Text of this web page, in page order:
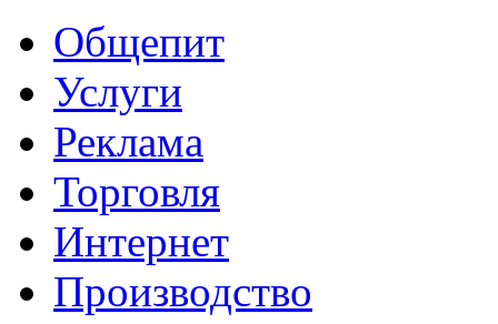
Общепит
Услуги
Реклама
Торговля
Интернет
Производство